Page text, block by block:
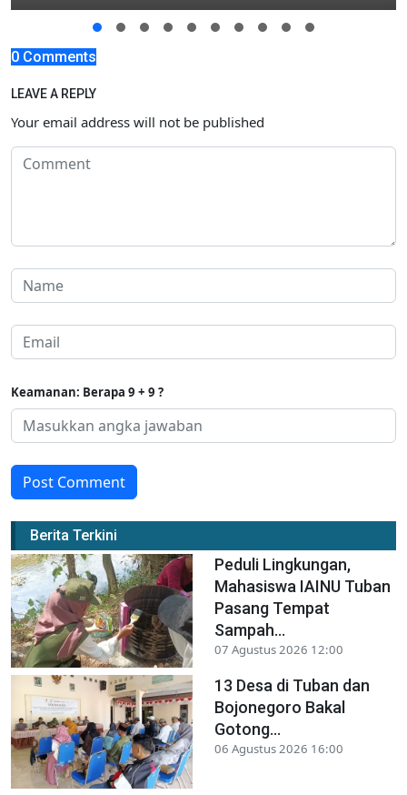
0 Comments
LEAVE A REPLY
Your email address will not be published
Keamanan: Berapa 9 + 9 ?
Post Comment
Berita Terkini
Peduli Lingkungan,
Mahasiswa IAINU Tuban
Pasang Tempat
Sampah...
07 Agustus 2026 12:00
13 Desa di Tuban dan
Bojonegoro Bakal
Gotong...
06 Agustus 2026 16:00